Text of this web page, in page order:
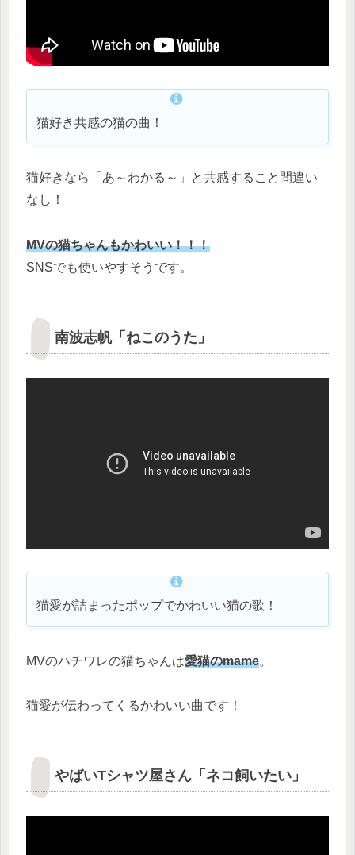
猫好き共感の猫の曲！
猫好きなら「あ～わかる～」と共感すること間違い
なし！
MVの猫ちゃんもかわいい！！！
SNSでも使いやすそうです。
南波志帆「ねこのうた」
猫愛が詰まったポップでかわいい猫の歌！
MVのハチワレの猫ちゃんは愛猫のmame。
猫愛が伝わってくるかわいい曲です！
やばいTシャツ屋さん「ネコ飼いたい」